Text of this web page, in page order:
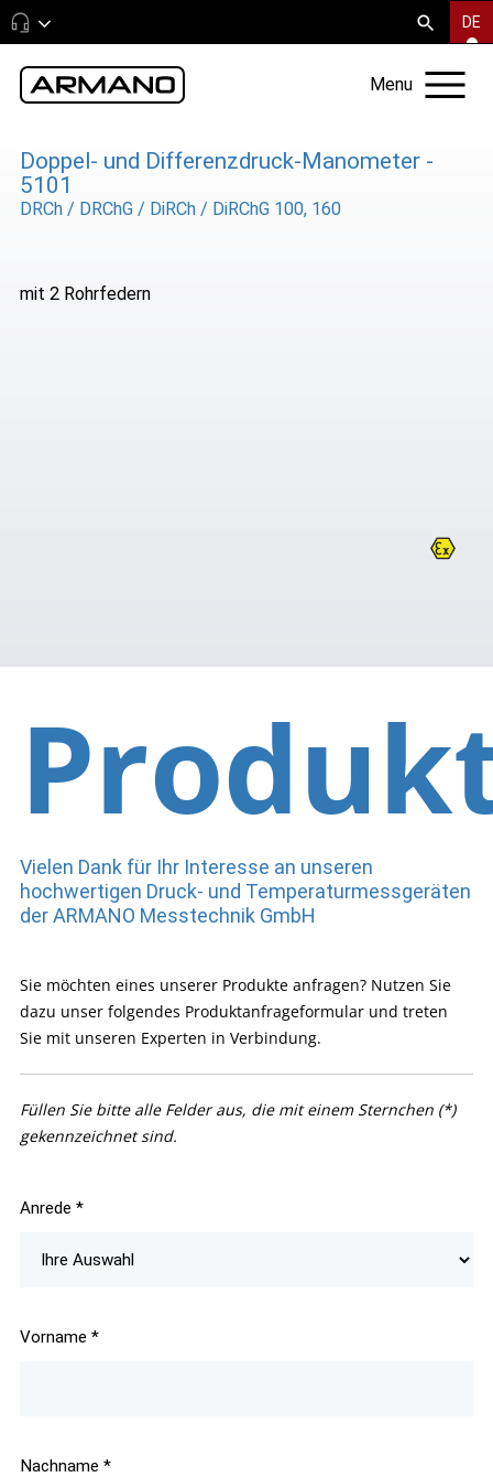
DE
Menu
Doppel- und Differenzdruck-Manometer -
5101
DRCh / DRChG / DiRCh / DiRChG 100, 160
mit 2 Rohrfedern
Vielen Dank für Ihr Interesse an unseren
hochwertigen Druck- und Temperaturmessgeräten
der ARMANO Messtechnik GmbH
Sie möchten eines unserer Produkte anfragen? Nutzen Sie
dazu unser folgendes Produktanfrageformular und treten
Sie mit unseren Experten in Verbindung.
Füllen Sie bitte alle Felder aus, die mit einem Sternchen (*)
gekennzeichnet sind.
Anrede *
Vorname *
Nachname *